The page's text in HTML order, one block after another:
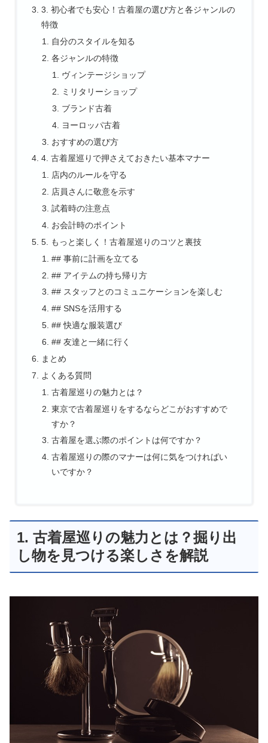
3. 初心者でも安心！古着屋の選び方と各ジャンルの
特徴
自分のスタイルを知る
各ジャンルの特徴
ヴィンテージショップ
ミリタリーショップ
ブランド古着
ヨーロッパ古着
おすすめの選び方
4. 古着屋巡りで押さえておきたい基本マナー
店内のルールを守る
店員さんに敬意を示す
試着時の注意点
お会計時のポイント
5. もっと楽しく！古着屋巡りのコツと裏技
## 事前に計画を立てる
## アイテムの持ち帰り方
## スタッフとのコミュニケーションを楽しむ
## SNSを活用する
## 快適な服装選び
## 友達と一緒に行く
まとめ
よくある質問
古着屋巡りの魅力とは？
東京で古着屋巡りをするならどこがおすすめで
すか？
古着屋を選ぶ際のポイントは何ですか？
古着屋巡りの際のマナーは何に気をつければい
いですか？
1. 古着屋巡りの魅力とは？掘り出
し物を見つける楽しさを解説